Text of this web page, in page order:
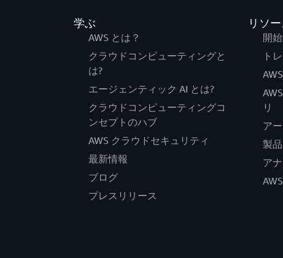
学ぶ
AWS とは？
クラウドコンピューティングと
は?
エージェンティック AI とは?
クラウドコンピューティングコ
ンセプトのハブ
AWS クラウドセキュリティ
最新情報
ブログ
プレスリリース
リソー
開
ト
リ
ア
製
ア